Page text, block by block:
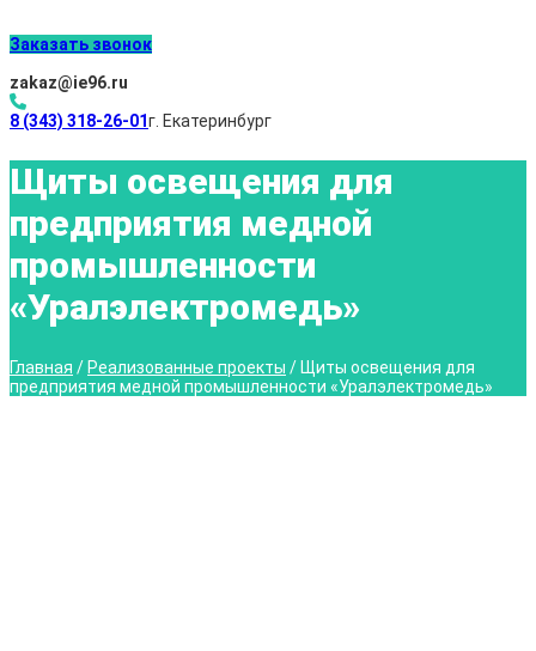
Заказать звонок
zakaz@ie96.ru
8 (343) 318-26-01г. Екатеринбург
Щиты освещения для
предприятия медной
промышленности
«Уралэлектромедь»
Главная / Реализованные проекты / Щиты освещения для
предприятия медной промышленности «Уралэлектромедь»